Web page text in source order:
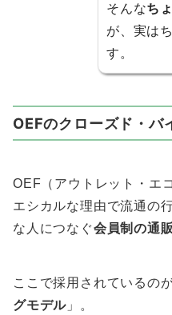
そんなち
が、実は
す。
OEFのクローズド・バ
OEF（アウトレット・エ
エシカルな理由で流通の
な人につなぐ会員制の通
ここで採用されているのが
グモデル 」。